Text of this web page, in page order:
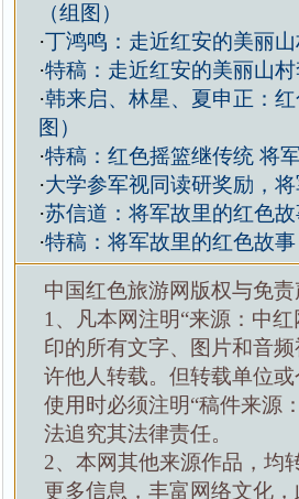
（组图）
·丁鸿鸣：走近红安的美丽
·特稿：走近红安的美丽山
·韩来启、林星、夏申正：
图）
·特稿：红色摇篮继传统 将
·大学参军视同读研奖励，
·苏信道：将军故里的红色
·特稿：将军故里的红色故事
中国红色旅游网版权与免责
1、凡本网注明“来源：中
印的所有文字、图片和音
许他人转载。但转载单位
使用时必须注明“稿件来源
法追究其法律责任。
2、本网其他来源作品，均
更多信息，丰富网络文化